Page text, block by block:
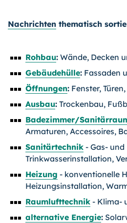
Nachrichten thematisch
Rohbau: Wände, Decken
Gebäudehülle: Fassaden
Öffnungen: Fenster,
Ausbau: Trockenbau,
Badezimmer/
Armaturen, Accessoires,
Sanitärtechnik - Gas- und
Trinkwasserinstallation,
Heizung - konventionelle
Heizungsinstallation,
Raumlufttechnik - Klima-
alternative Energie: